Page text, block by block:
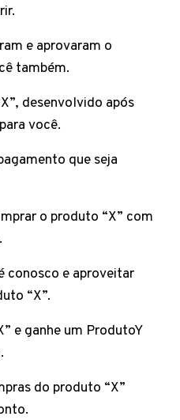
e aprovaram o
também.
desenvolvido após
você.
que seja
o produto “X” com
conosco e aproveitar
“X”.
e ganhe um ProdutoY
do produto “X”